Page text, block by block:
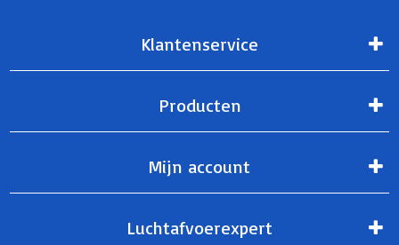
Klantenservice
Producten
Mijn account
Luchtafvoerexpert